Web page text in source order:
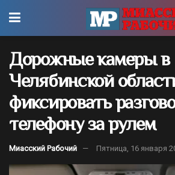
Дорожные камеры в
Челябинской
фиксировать
телефону за рулем
Миасский Рабочий Пятница, 16 января